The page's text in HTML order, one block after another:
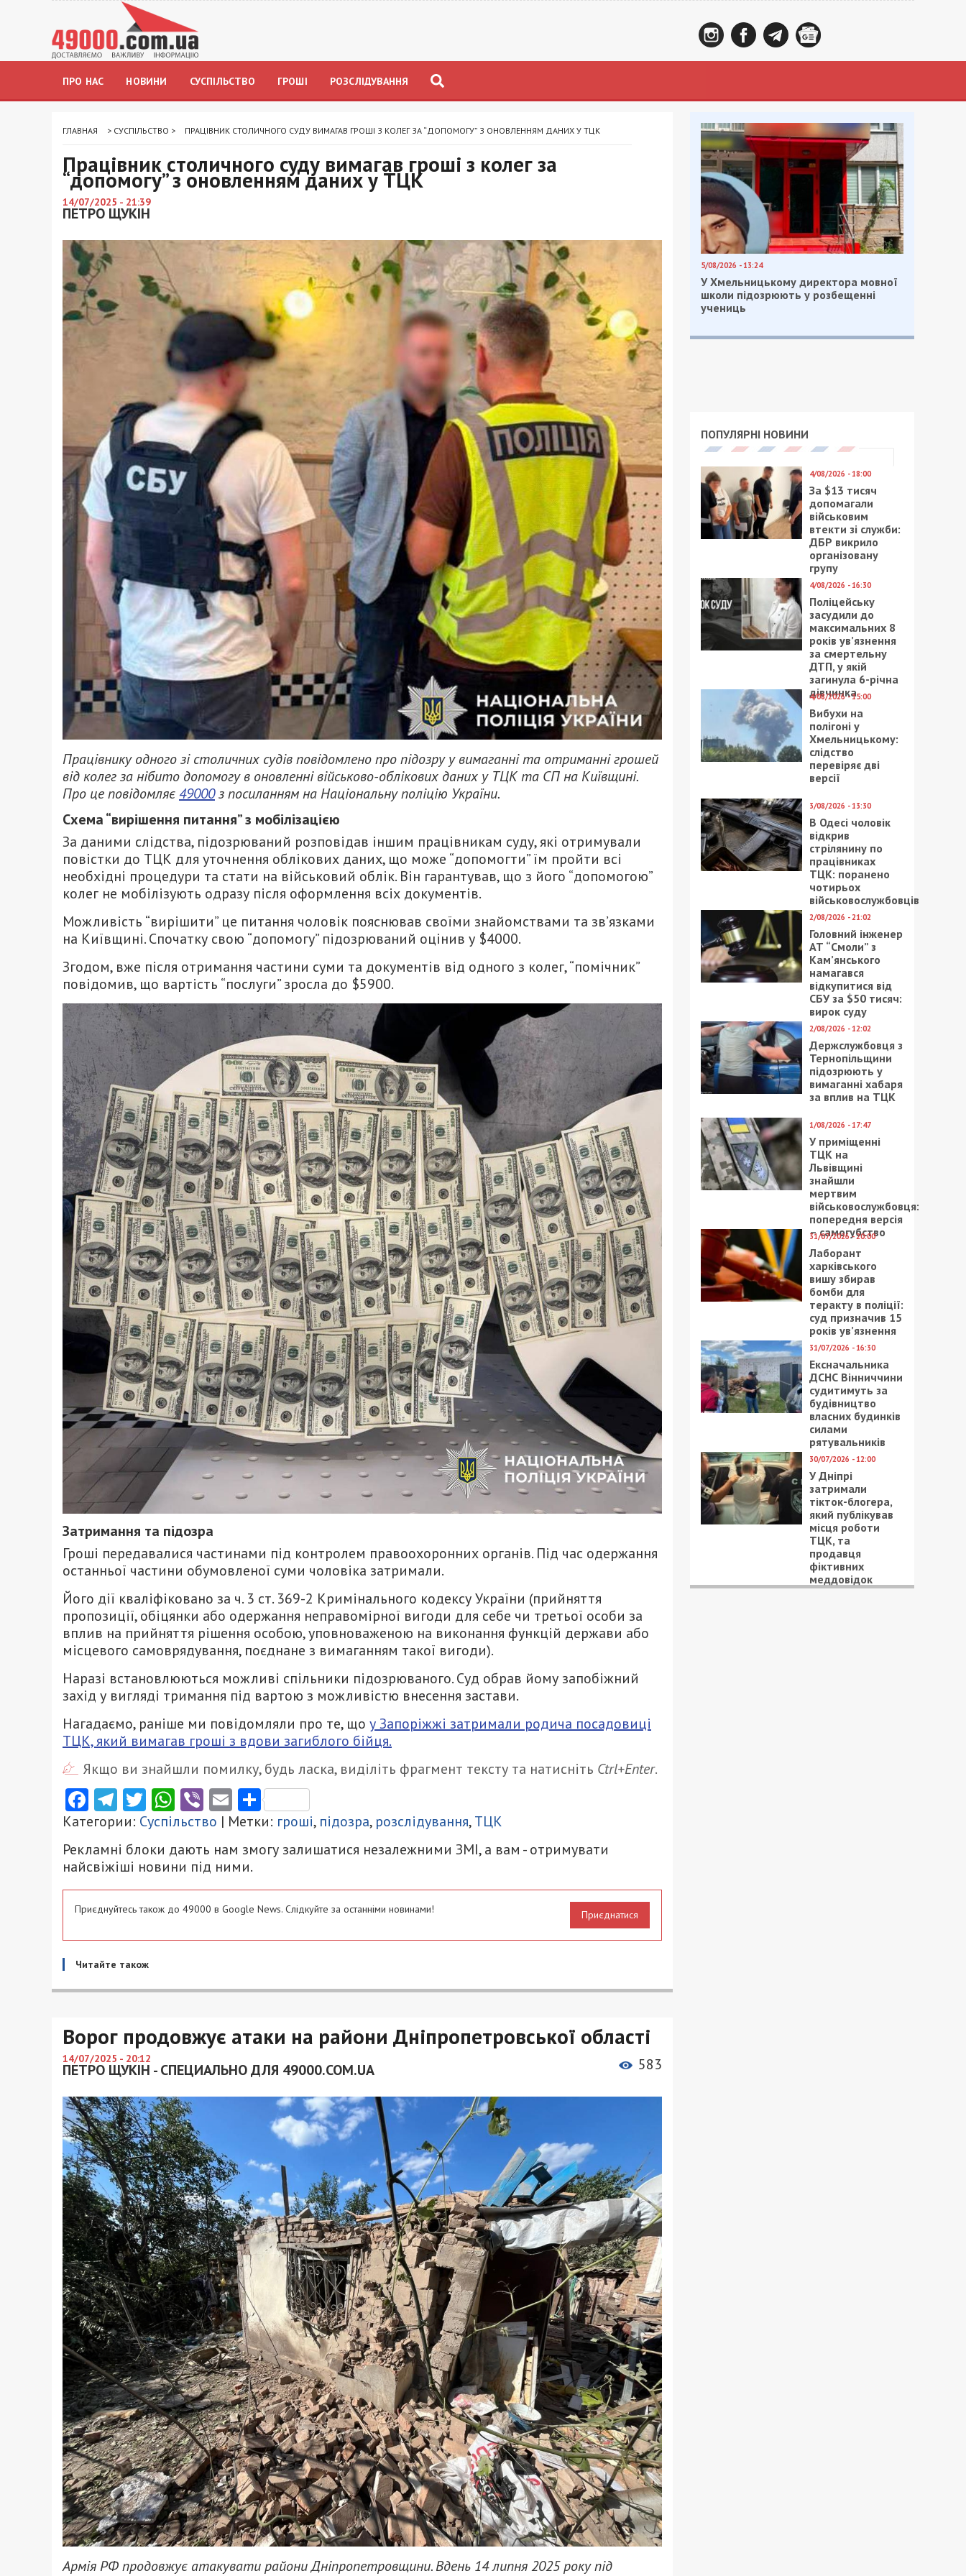
ПРО НАС НОВИНИ СУСПІЛЬСТВО ГРОШІ РОЗСЛІДУВАННЯ
ГЛАВНАЯ > СУСПІЛЬСТВО > ПРАЦІВНИК СТОЛИЧНОГО СУДУ ВИМАГАВ ГРОШІ З КОЛЕГ ЗА “ДОПОМОГУ” З ОНОВЛЕННЯМ ДАНИХ У ТЦК
Працівник столичного суду вимагав гроші з колег за
“допомогу” з оновленням даних у ТЦК
14/07/2025 - 21:39
ПЕТРО ЩУКІН
Працівнику одного зі столичних судів повідомлено про підозру у вимаганні та отриманні грошей
від колег за нібито допомогу в оновленні військово-облікових даних у ТЦК та СП на Київщині.
Про це повідомляє49000з посиланням на Національну поліцію України.
Схема “вирішення питання” з мобілізацією
За даними слідства, підозрюваний розповідав іншим працівникам суду, які отримували
повістки до ТЦК для уточнення облікових даних, що може “допомогти” їм пройти всі
необхідні процедури та стати на військовий облік. Він гарантував, що з його “допомогою”
колег не мобілізують одразу після оформлення всіх документів.
Можливість “вирішити” це питання чоловік пояснював своїми знайомствами та зв’язками
на Київщині. Спочатку свою “допомогу” підозрюваний оцінив у $4000.
Згодом, вже після отримання частини суми та документів від одного з колег, “помічник”
повідомив, що вартість “послуги” зросла до $5900.
Затримання та підозра
Гроші передавалися частинами під контролем правоохоронних органів. Під час одержання
останньої частини обумовленої суми чоловіка затримали.
Його дії кваліфіковано за ч. 3 ст. 369-2 Кримінального кодексу України (прийняття
пропозиції, обіцянки або одержання неправомірної вигоди для себе чи третьої особи за
вплив на прийняття рішення особою, уповноваженою на виконання функцій держави або
місцевого самоврядування, поєднане з вимаганням такої вигоди).
Наразі встановлюються можливі спільники підозрюваного. Суд обрав йому запобіжний
захід у вигляді тримання під вартою з можливістю внесення застави.
Нагадаємо, раніше ми повідомляли про те, що у Запоріжжі затримали родича посадовиці
ТЦК, який вимагав гроші з вдови загиблого бійця.
Якщо ви знайшли помилку, будь ласка, виділіть фрагмент тексту та натисніть Ctrl+Enter.
Facebook
Telegram
Twitter
WhatsApp
ViberEmailПоділитися
Категории: Суспільство | Метки: гроші, підозра, розслідування,ТЦК
Рекламні блоки дають нам змогу залишатися незалежними ЗМІ, а вам - отримувати
найсвіжіші новини під ними.
Приєднуйтесь також до 49000 в Google News. Слідкуйте за останніми новинами! Приєднатися
Читайте також
Ворог продовжує атаки на райони Дніпропетровської області
14/07/2025 - 20:12
ПЕТРО ЩУКІН - СПЕЦИАЛЬНО ДЛЯ 49000.COM.UA 583
Армія РФ продовжує атакувати райони Дніпропетровщини. Вдень 14 липня 2025 року під
5/08/2026 - 13:24
У Хмельницькому директора мовної
школи підозрюють у розбещенні
учениць
ПОПУЛЯРНІ НОВИНИ
4/08/2026 - 18:00
За $13 тисяч
допомагали
військовим
втекти зі служби:
ДБР викрило
організовану
групу
4/08/2026 - 16:30
Поліцейську
засудили до
максимальних 8
років ув’язнення
за смертельну
ДТП, у якій
загинула 6-річна
дівчинка
4/08/2026 - 15:00
Вибухи на
полігоні у
Хмельницькому:
слідство
перевіряє дві
версії
3/08/2026 - 13:30
В Одесі чоловік
відкрив
стрілянину по
працівниках
ТЦК: поранено
чотирьох
військовослужбовців
2/08/2026 - 21:02
Головний інженер
АТ “Смоли” з
Кам’янського
намагався
відкупитися від
СБУ за $50 тисяч:
вирок суду
2/08/2026 - 12:02
Держслужбовця з
Тернопільщини
підозрюють у
вимаганні хабаря
за вплив на ТЦК
1/08/2026 - 17:47
У приміщенні
ТЦК на
Львівщині
знайшли
мертвим
військовослужбовця:
попередня версія
– самогубство
31/07/2026 - 20:00
Лаборант
харківського
вишу збирав
бомби для
теракту в поліції:
суд призначив 15
років ув’язнення
31/07/2026 - 16:30
Ексначальника
ДСНС Вінниччини
судитимуть за
будівництво
власних будинків
силами
рятувальників
30/07/2026 - 12:00
У Дніпрі
затримали
тікток-блогера,
який публікував
місця роботи
ТЦК, та
продавця
фіктивних
меддовідок